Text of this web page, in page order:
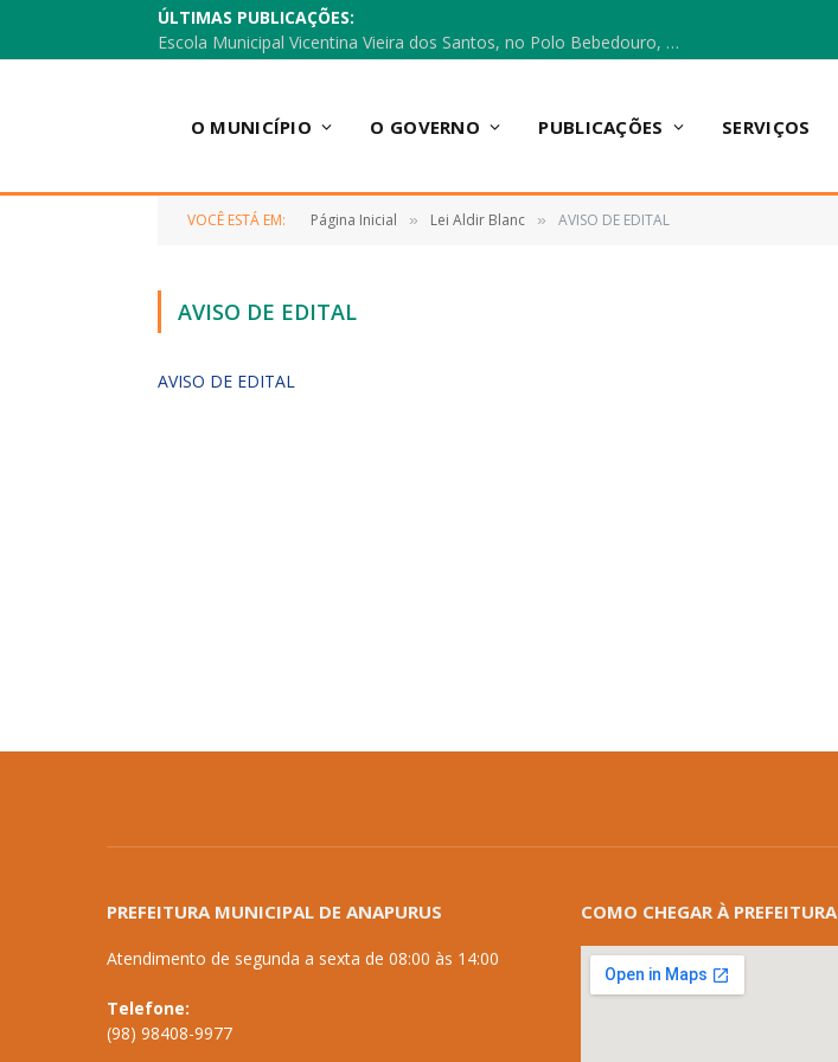
ÚLTIMAS PUBLICAÇÕES:
Escola Municipal Vicentina Vieira dos Santos, no Polo Bebedouro, recebeu materiais para a implantação do Cantinho da Leitura e da Sala Multidisciplinar.
O MUNICÍPIO O GOVERNO PUBLICAÇÕES SERVIÇOS
VOCÊ ESTÁ EM: Página Inicial » Lei Aldir Blanc » AVISO DE EDITAL
AVISO DE EDITAL
AVISO DE EDITAL
PREFEITURA MUNICIPAL DE ANAPURUS
Atendimento de segunda a sexta de 08:00 às 14:00
Telefone:
(98) 98408-9977
COMO CHEGAR À PREFEITURA